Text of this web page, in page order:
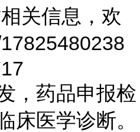
关信息，欢
，药品申报检
床医学诊断。